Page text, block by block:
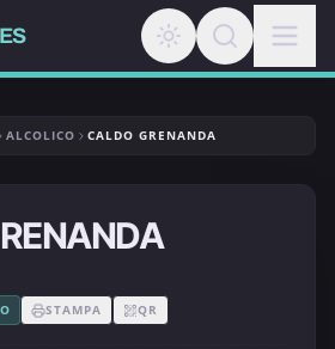
ALCOLICO CALDO GRENANDA
STAMPA QR